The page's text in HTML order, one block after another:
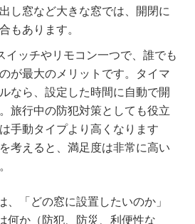
し窓など大きな窓では、開閉に
もあります。
イッチやリモコン一つで、誰でも
が最大のメリットです。タイマ
なら、設定した時間に自動で開
旅行中の防犯対策としても役立
手動タイプより高くなります
考えると、満足度は非常に高い
、「どの窓に設置したいのか」
何か（防犯、防災、利便性な